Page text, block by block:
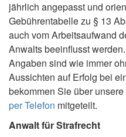
jährlich angepasst und
Gebührentabelle zu § 13
auch vom Arbeitsaufwand
Anwalts beeinflusst
Angaben sind wie immer
Aussichten auf Erfolg bei
bekommen Sie über unsere
per Telefon mitgeteilt.
Anwalt für Strafrecht